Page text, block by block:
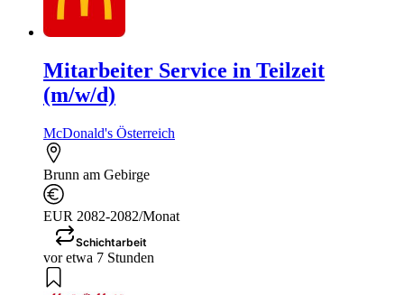
Mitarbeiter Service in Teilzeit
(m/w/d)
McDonald's Österreich
Brunn am Gebirge
EUR 2082-2082/Monat
Schichtarbeit
vor etwa 7 Stunden